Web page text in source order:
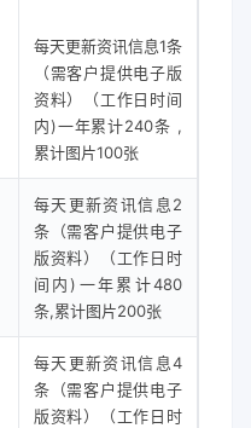
每天更新资讯信息1条
（需客户提供电子版
资料）（工作日时间
内)一年累计240条 ,
累计图片100张
每天更新资讯信息2
条（需客户提供电子
版资料）（工作日时
间内)一年累计480
条,累计图片200张
每天更新资讯信息4
条（需客户提供电子
版资料）（工作日时